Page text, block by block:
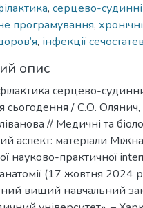
, серцево-
програмування,
, інфекції
опис
серцево-
сьогодення / С.О.
// Медичні та
аспект: матеріали
науково-практичної
(17 жовтня 2024
вищий навчальний